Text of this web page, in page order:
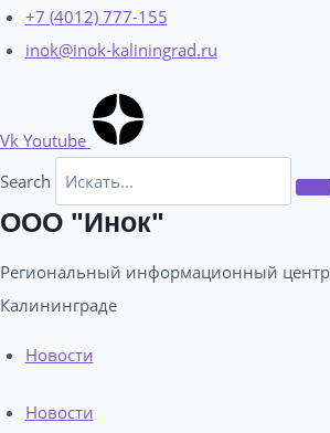
Перейти
к
+7 (4012) 777-155
inok@inok-kaliningrad.ru
Vk Youtube
Search
ООО "Инок"
Региональный информационный
Калининграде​
Новости
Новости